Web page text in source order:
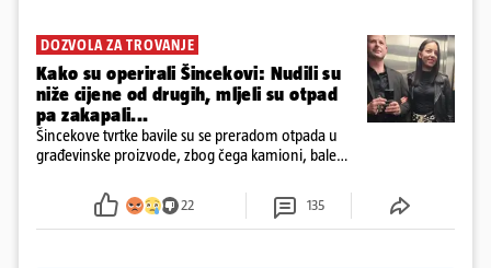
DOZVOLA ZA TROVANJE
Kako su operirali Šincekovi: Nudili su
niže cijene od drugih, mljeli su otpad
pa zakapali...
Šincekove tvrtke bavile su se preradom otpada u
građevinske proizvode, zbog čega kamioni, bale
22 135